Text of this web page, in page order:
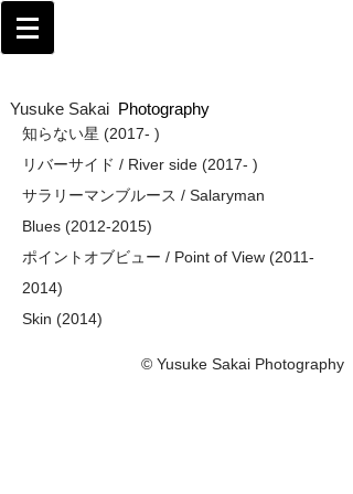
Yusuke Sakai​ Photography
知らない星 (2017- )
リバーサイド / River side (2017- )
サラリーマンブルース / Salaryman
Blues (2012-2015)
​ポイントオブビュー / Point of View (2011-
2014)
Skin (2014)
© Yusuke Sakai Photography